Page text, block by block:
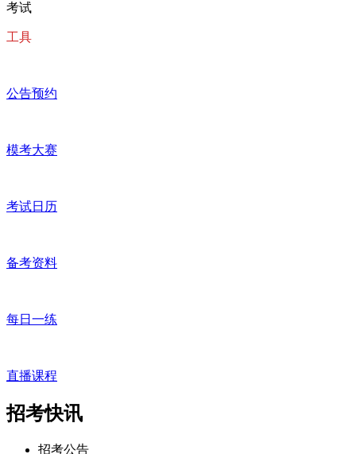
考试
工具
公告预约
模考大赛
考试日历
备考资料
每日一练
直播课程
招考快讯
招考公告